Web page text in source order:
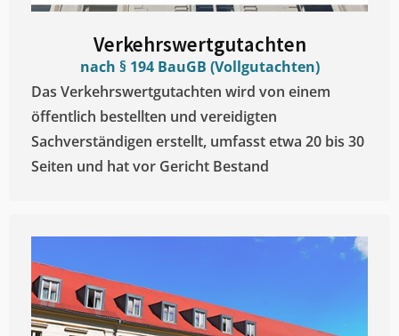
Verkehrswertgutachten
nach § 194 BauGB (Vollgutachten)
Das Verkehrswertgutachten wird von einem
öffentlich bestellten und vereidigten
Sachverständigen erstellt, umfasst etwa 20 bis 30
Seiten und hat vor Gericht Bestand